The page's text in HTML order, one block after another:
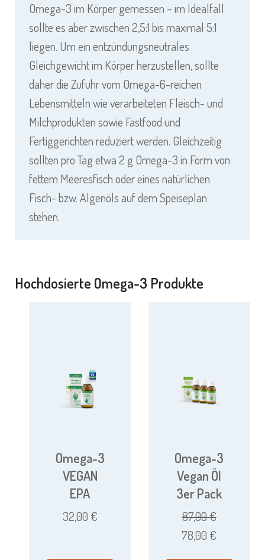
Omega-3 im Körper gemessen – im Idealfall
sollte es aber zwischen 2,5:1 bis maximal 5:1
liegen. Um ein entzündungsneutrales
Gleichgewicht im Körper herzustellen, sollte
daher die Zufuhr vom Omega-6-reichen
Lebensmitteln wie verarbeiteten Fleisch- und
Milchprodukten sowie Fastfood und
Fertiggerichten reduziert werden. Gleichzeitig
sollten pro Tag etwa 2 g Omega-3 in Form von
fettem Meeresfisch oder eines natürlichen
Fisch- bzw. Algenöls auf dem Speiseplan
stehen.
Hochdosierte Omega-3 Produkte
Omega-3
VEGAN
EPA
32,00 €
Omega-3
Vegan Öl
3er Pack
87,00€
Ursprünglicher
78,00 €